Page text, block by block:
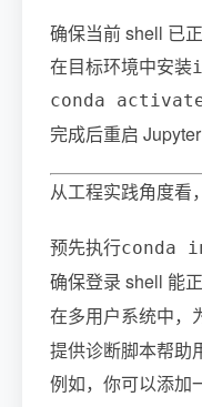
确保当前 shell 已
在目标环境中安装
conda
完成后重启
从工程实践角度看
预先执行conda
确保登录 shell 能
在多用户系统中，
提供诊断脚本帮助
例如，你可以添加